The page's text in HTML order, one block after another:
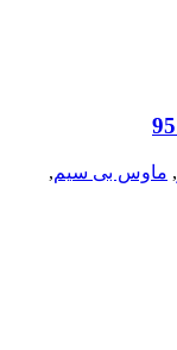
, ماوس بی سیم,